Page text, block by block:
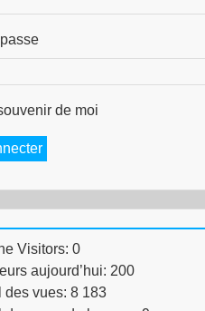
de moi
Visitors: 0
aujourd’hui: 200
des vues: 8 183